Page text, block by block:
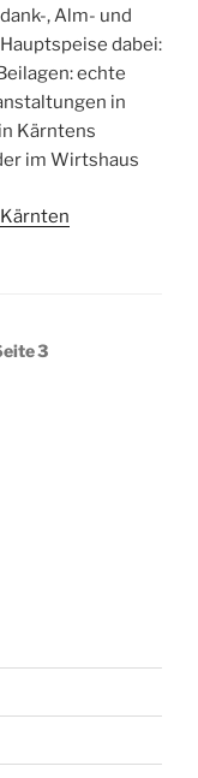
, Alm- und
dabei:
echte
in
Kärntens
im Wirtshaus
3